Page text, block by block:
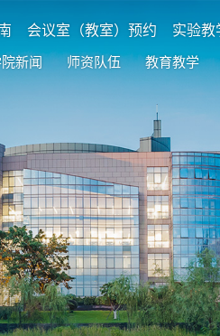
会议室（教室）预约 实验教
新闻 师资队伍 教育教学